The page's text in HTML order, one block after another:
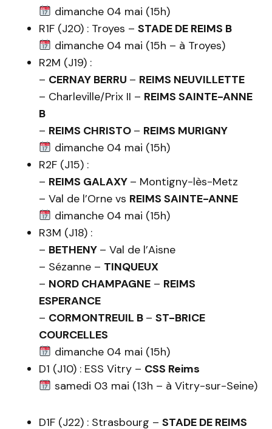
dimanche 04 mai (15h)
R1F (J20) : Troyes – STADE DE REIMS B
dimanche 04 mai (15h – à Troyes)
R2M (J19) :
– CERNAY BERRU – REIMS NEUVILLETTE
– Charleville/Prix II – REIMS SAINTE-ANNE
B
– REIMS CHRISTO – REIMS MURIGNY
dimanche 04 mai (15h)
R2F (J15) :
– REIMS GALAXY – Montigny-lès-Metz
– Val de l’Orne vs REIMS SAINTE-ANNE
dimanche 04 mai (15h)
R3M (J18) :
– BETHENY – Val de l’Aisne
– Sézanne – TINQUEUX
– NORD CHAMPAGNE – REIMS
ESPERANCE
– CORMONTREUIL B – ST-BRICE
COURCELLES
dimanche 04 mai (15h)
D1 (J10) : ESS Vitry – CSS Reims
samedi 03 mai (13h – à Vitry-sur-Seine)
D1F (J22) : Strasbourg – STADE DE REIMS